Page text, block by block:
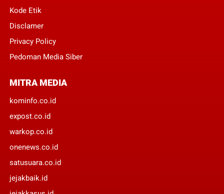
Kode Etik
Disclamer
Privacy Policy
Pedoman Media Siber
MITRA MEDIA
kominfo.co.id
expost.co.id
warkop.co.id
onenews.co.id
satusuara.co.id
jejakbaik.id